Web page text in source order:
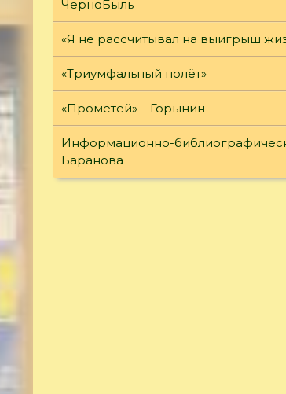
ЧерноБыль
«Я не рассчитывал на выигрыш
«Триумфальный полёт»
«Прометей» – Горынин
Информационно-
Баранова